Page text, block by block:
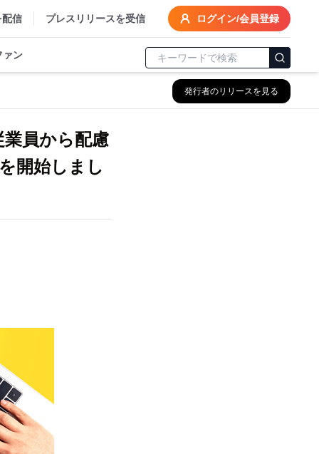
配信 プレスリリースを受信 ログイン/会員登録
ァン
発行者のリリースを見る
業員から配慮
開始しまし